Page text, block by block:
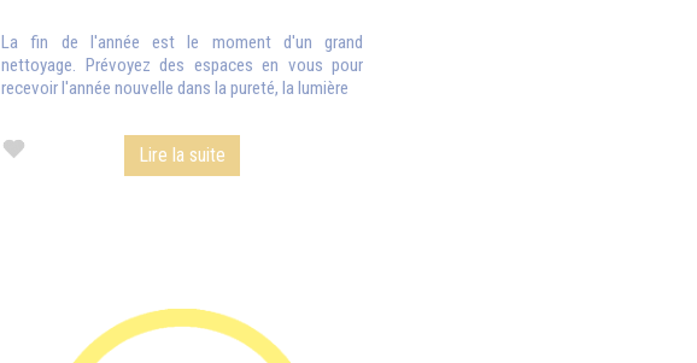
La fin de l'année est le moment d'un grand
nettoyage. Prévoyez des espaces en vous pour
recevoir l'année nouvelle dans la pureté, la lumière
Lire la suite